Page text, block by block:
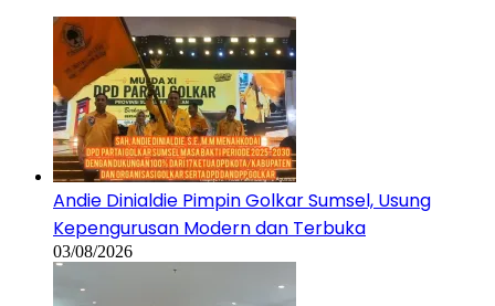
Andie Dinialdie Pimpin Golkar Sumsel, Usung
Kepengurusan Modern dan Terbuka
03/08/2026